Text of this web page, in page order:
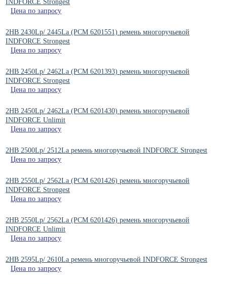
INDFORCE Strongest
Цена по запросу
2HB 2430Lp/ 2445La (РСМ 6201551) ремень многоручьевой
INDFORCE Strongest
Цена по запросу
2HB 2450Lp/ 2462La (PCM 6201393) ремень многоручьевой
INDFORCE Strongest
Цена по запросу
2HB 2450Lp/ 2462La (PCM 6201430) ремень многоручьевой
INDFORCE Unlimit
Цена по запросу
2HB 2500Lp/ 2512La ремень многоручьевой INDFORCE Strongest
Цена по запросу
2HB 2550Lp/ 2562La (PCM 6201426) ремень многоручьевой
INDFORCE Strongest
Цена по запросу
2HB 2550Lp/ 2562La (PCM 6201426) ремень многоручьевой
INDFORCE Unlimit
Цена по запросу
2HB 2595Lp/ 2610La ремень многоручьевой INDFORCE Strongest
Цена по запросу